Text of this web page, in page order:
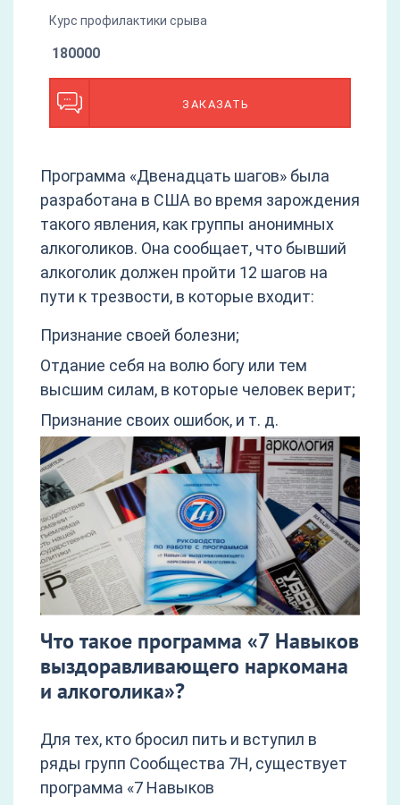
Курс профилактики срыва
ЗАКАЗАТЬ
180000
Программа «Двенадцать шагов» была
разработана в США во время зарождения
такого явления, как группы анонимных
алкоголиков. Она сообщает, что бывший
алкоголик должен пройти 12 шагов на
пути к трезвости, в которые входит:
Признание своей болезни;
Отдание себя на волю богу или тем
высшим силам, в которые человек верит;
Признание своих ошибок, и т. д.
Что такое программа «7 Навыков
выздоравливающего наркомана
и алкоголика»?
Для тех, кто бросил пить и вступил в
ряды групп Сообщества 7Н, существует
программа «7 Навыков